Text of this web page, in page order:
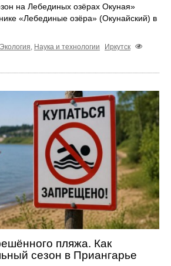
на Лебединых озёрах Окуная»
«Лебединые озёра» (Окунайский) в
Экология Наука и технологии
Иркутск
пляжа. Как
сезон в Приангарье